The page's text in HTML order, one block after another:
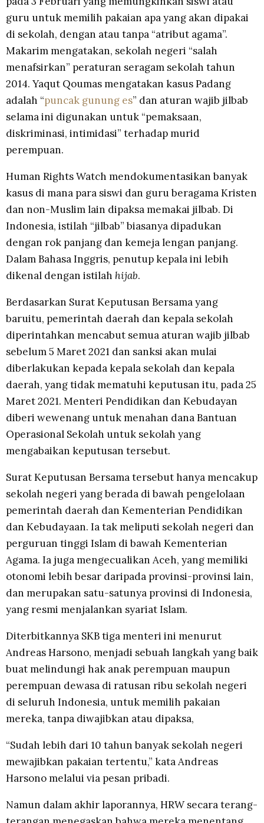
guru untuk memilih pakaian apa yang akan dipakai
di sekolah, dengan atau tanpa “atribut agama”.
Makarim mengatakan, sekolah negeri “salah
menafsirkan” peraturan seragam sekolah tahun
2014. Yaqut Qoumas mengatakan kasus Padang
adalah “puncak gunung es” dan aturan wajib jilbab
selama ini digunakan untuk “pemaksaan,
diskriminasi, intimidasi” terhadap murid
perempuan.
Human Rights Watch mendokumentasikan banyak
kasus di mana para siswi dan guru beragama Kristen
dan non-Muslim lain dipaksa memakai jilbab. Di
Indonesia, istilah “jilbab” biasanya dipadukan
dengan rok panjang dan kemeja lengan panjang.
Dalam Bahasa Inggris, penutup kepala ini lebih
dikenal dengan istilah hijab.
Berdasarkan Surat Keputusan Bersama yang
baruitu, pemerintah daerah dan kepala sekolah
diperintahkan mencabut semua aturan wajib jilbab
sebelum 5 Maret 2021 dan sanksi akan mulai
diberlakukan kepada kepala sekolah dan kepala
daerah, yang tidak mematuhi keputusan itu, pada 25
Maret 2021. Menteri Pendidikan dan Kebudayan
diberi wewenang untuk menahan dana Bantuan
Operasional Sekolah untuk sekolah yang
mengabaikan keputusan tersebut.
Surat Keputusan Bersama tersebut hanya mencakup
sekolah negeri yang berada di bawah pengelolaan
pemerintah daerah dan Kementerian Pendidikan
dan Kebudayaan. Ia tak meliputi sekolah negeri dan
perguruan tinggi Islam di bawah Kementerian
Agama. Ia juga mengecualikan Aceh, yang memiliki
otonomi lebih besar daripada provinsi-provinsi lain,
dan merupakan satu-satunya provinsi di Indonesia,
yang resmi menjalankan syariat Islam.
Diterbitkannya SKB tiga menteri ini menurut
Andreas Harsono, menjadi sebuah langkah yang baik
buat melindungi hak anak perempuan maupun
perempuan dewasa di ratusan ribu sekolah negeri
di seluruh Indonesia, untuk memilih pakaian
mereka, tanpa diwajibkan atau dipaksa,
“Sudah lebih dari 10 tahun banyak sekolah negeri
mewajibkan pakaian tertentu,” kata Andreas
Harsono melalui via pesan pribadi.
Namun dalam akhir laporannya, HRW secara terang-